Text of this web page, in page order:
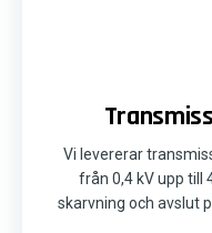
Vi levererar
från 0,4 kV upp till
skarvning och avslut